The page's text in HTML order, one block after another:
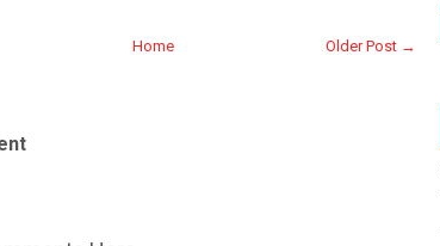
Older Post →
Home